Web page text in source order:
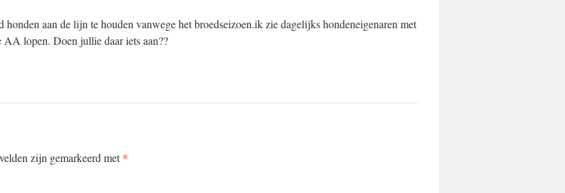
aan de lijn te houden vanwege het broedseizoen.ik zie dagelijks hondeneigenaren met
AA lopen. Doen jullie daar iets aan??
zijn gemarkeerd met*